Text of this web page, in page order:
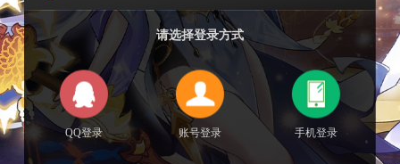
请选择登录方式
QQ登录 账号登录 手机登录